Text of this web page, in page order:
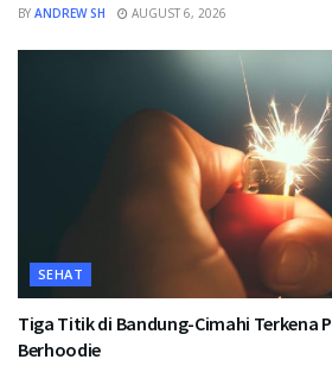
BY ANDREW SH AUGUST 6, 2026
SEHAT
Tiga Titik di Bandung-Cimahi Terkena
Berhoodie